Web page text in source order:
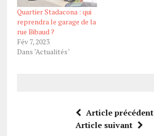
Quartier Stadacona : qui
reprendra le garage de la
rue Bibaud ?
Fév 7, 2023
Dans "Actualités"
Article précédent
Article suivant